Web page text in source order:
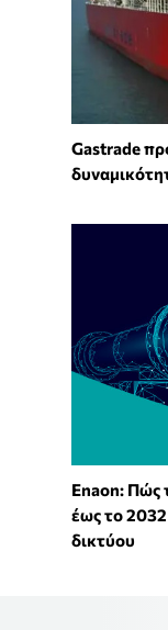
Gastrade
Enaon: Πώς
έως το 2032
δικτύου